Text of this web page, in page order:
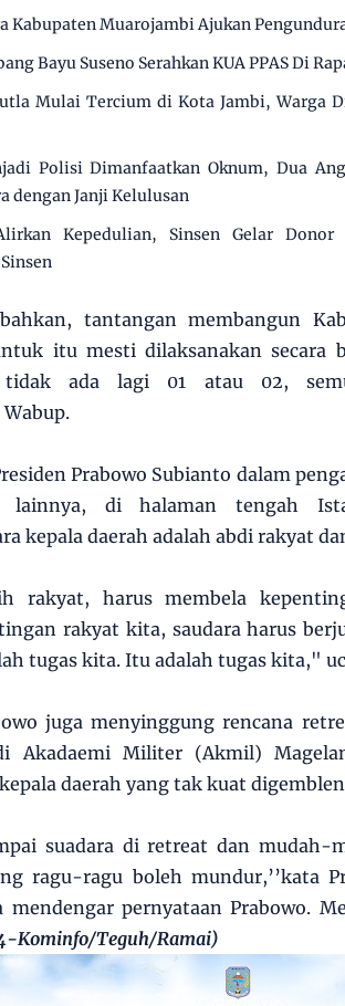
Kabupaten Muarojambi Ajukan
Bayu Suseno Serahkan KUA PPAS Di
Mulai Tercium di Kota Jambi, Warga
Polisi Dimanfaatkan Oknum, Dua
dengan Janji Kelulusan
Kepedulian, Sinsen Gelar
tantangan membangun
itu mesti dilaksanakan secara
ada lagi 01 atau 02,
Prabowo Subianto dalam
lainnya, di halaman tengah
kepala daerah adalah abdi rakyat
rakyat, harus membela
rakyat kita, saudara harus
tugas kita. Itu adalah tugas kita,"
juga menyinggung rencana
Akadaemi Militer (Akmil)
daerah yang tak kuat
suadara di retreat dan mudah-
ragu-ragu boleh mundur,’’kata
mendengar pernyataan Prabowo.
Kominfo/Teguh/Ramai)